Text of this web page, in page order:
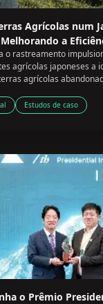
Agrícolas num
a
de Terras
o rastreamento
agrícolas japoneses a
agrícolas
crescente
envelhecimento do país.
Estudos de caso
o Prêmio